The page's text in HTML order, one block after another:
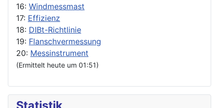
16: Windmessmast
17: Effizienz
18: DIBt-Richtlinie
19: Flanschvermessung
20: Messinstrument
(Ermittelt heute um 01:51)
Statistik